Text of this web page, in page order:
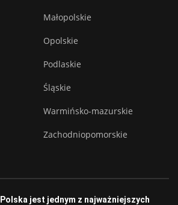
Małopolskie
Opolskie
Podlaskie
Śląskie
Warmińsko-mazurskie
Zachodniopomorskie
Polska jest jednym z najważniejszych